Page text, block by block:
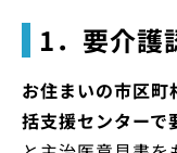
1．要介護
お住まいの市区
括支援センターで